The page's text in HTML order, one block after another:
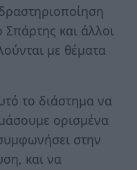
και άλλοι
με θέματα
το διάστημα να
ορισμένα
στην
και να